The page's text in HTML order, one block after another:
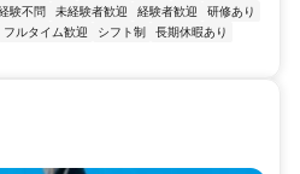
験不問 未経験者歓迎 経験者歓迎
研修あり
フルタイム歓迎 シフト制
長期休暇あり